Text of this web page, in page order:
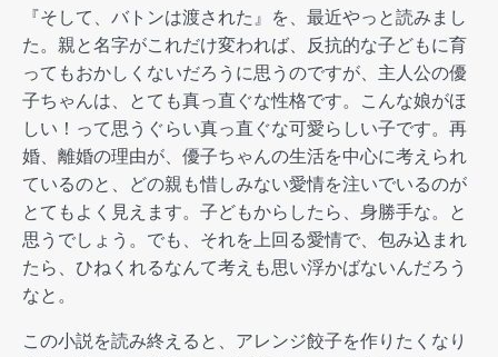
『そして、バトンは渡された』を、最近やっと読みまし
た。親と名字がこれだけ変われば、反抗的な子どもに育
ってもおかしくないだろうに思うのですが、主人公の優
子ちゃんは、とても真っ直ぐな性格です。こんな娘がほ
しい！って思うぐらい真っ直ぐな可愛らしい子です。再
婚、離婚の理由が、優子ちゃんの生活を中心に考えられ
ているのと、どの親も惜しみない愛情を注いでいるのが
とてもよく見えます。子どもからしたら、身勝手な。と
思うでしょう。でも、それを上回る愛情で、包み込まれ
たら、ひねくれるなんて考えも思い浮かばないんだろう
なと。
この小説を読み終えると、アレンジ餃子を作りたくなり